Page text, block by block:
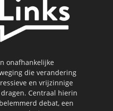
onafhankelijke
die verandering
en vrijzinnige
Centraal hierin
debat, een